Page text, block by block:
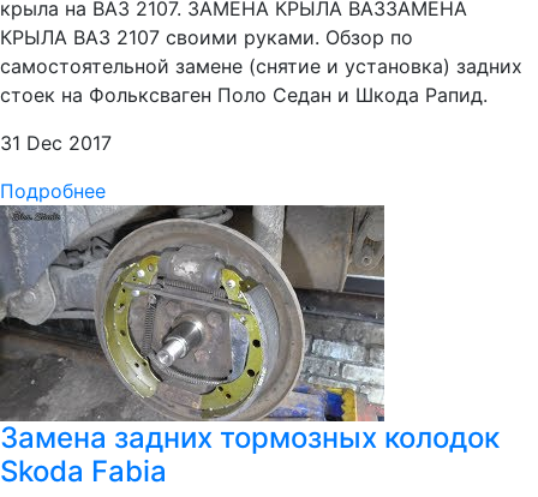
крыла на ВАЗ 2107. ЗАМЕНА КРЫЛА ВАЗЗАМЕНА
КРЫЛА ВАЗ 2107 своими руками. Обзор по
самостоятельной замене (снятие и установка) задних
стоек на Фольксваген Поло Седан и Шкода Рапид.
31 Dec 2017
Подробнее
Замена задних тормозных колодок
Skoda Fabia